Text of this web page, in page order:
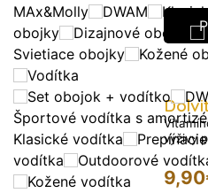
MAx&Molly
DWAM
obojky
Dizajnové obojky
Svietiace obojky
Kožené
Vodítka
Set obojok + vodítko
Športové vodítka s
Klasické vodítka
vodítka
Outdoorové
Kožené vodítka
výživy
9,90